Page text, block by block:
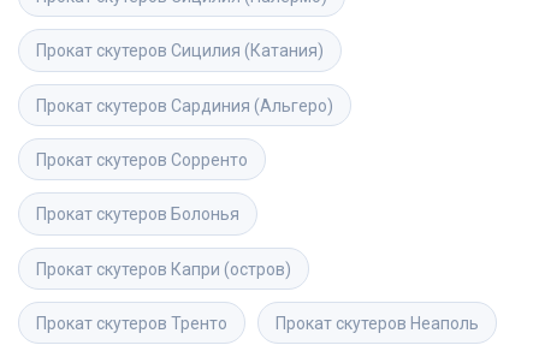
Прокат скутеров Сицилия (Катания)
Прокат скутеров Сардиния (Альгеро)
Прокат скутеров Сорренто
Прокат скутеров Болонья
Прокат скутеров Капри (остров)
Прокат скутеров Тренто Прокат скутеров Неаполь